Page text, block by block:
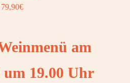
am
um 19.00 Uhr